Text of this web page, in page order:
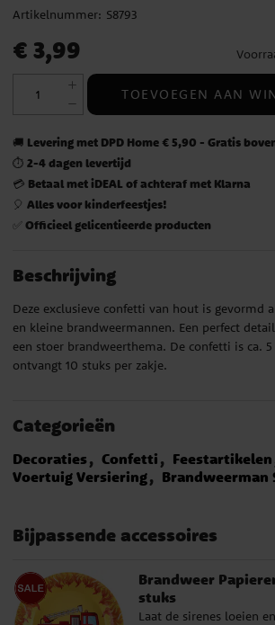
Artikelnummer: S8793
Prijs: € 3,99
€ 3,99
TOEVOEGEN AAN
🚚 Levering met DPD Home € 5,90 - Gratis
⏱️ 2-4 dagen levertijd
💳 Betaal met iDEAL of achteraf met Klarna
🎈 Alles voor kinderfeestjes!
✅ Officieel gelicentieerde producten
Beschrijving
Deze exclusieve confetti van hout is gevormd
en kleine brandweermannen. Een perfect
een stoer brandweerthema. De confetti is ca.
ontvangt 10 stuks per zakje.
Categorieën
Decoraties Confetti
Feestartikelen
Voertuig Versiering
Brandweerman
Bijpassende accessoires
Brandweer
stuks
Laat de sirenes loeien